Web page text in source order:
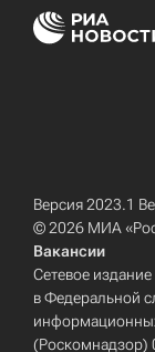
Версия 2023.1
© 2026 МИА
Вакансии
Сетевое
в Федеральной
(Роскомнадзор)